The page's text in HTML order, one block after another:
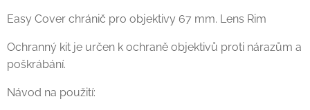
Easy Cover chránič pro objektivy 67 mm. Lens Rim
Ochranný kit je určen k ochraně objektivů proti nárazům a
poškrábání.
Návod na použití: